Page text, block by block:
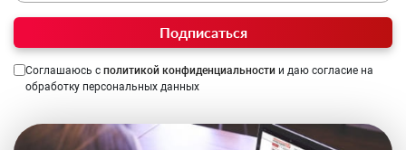
Подписаться
Соглашаюсь с политикой конфиденциальности и даю согласие на
обработку персональных данных